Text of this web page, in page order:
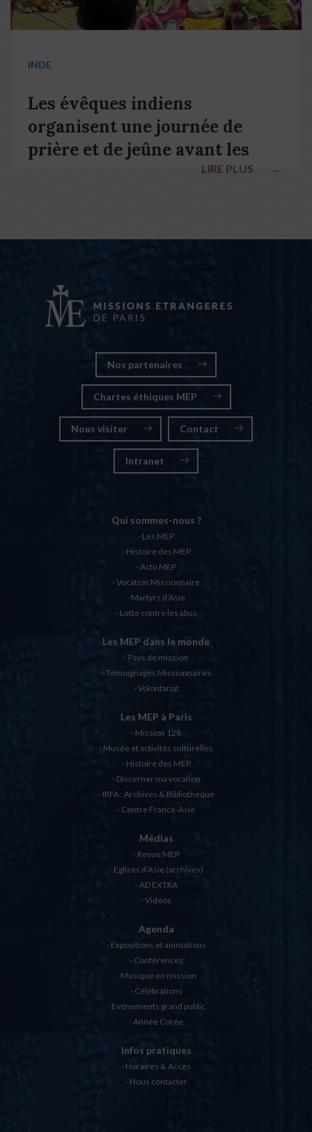
INDE
Les évêques indiens
organisent une journée de
prière et de jeûne avant les
LIRE PLUS →
Nos partenaires
Chartes éthiques MEP
Nous visiter Contact
Intranet
Qui sommes-nous ?
Les MEP
Histoire des MEP
Actu MEP
Vocation Missionnaire
Martyrs d’Asie
Lutte contre les abus
Les MEP dans le monde
Pays de mission
Témoignages Missionnaires
Volontariat
Les MEP à Paris
Mission 128
Musée et activités culturelles
Histoire des MEP
Discerner ma vocation
IRFA : Archives & Bibliothèque
Centre France-Asie
Médias
Revue MEP
Eglises d’Asie (archives)
AD EXTRA
Vidéos
Agenda
Expositions et animations
Conférences
Musique en mission
Célébrations
Evénements grand public
Année Corée
Infos pratiques
Horaires & Accès
Nous contacter